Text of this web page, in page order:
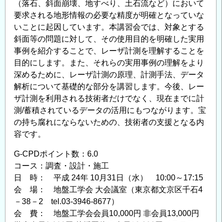
（落石、斜面崩壊、地すべり、土石流など）において
要求される地形情報の必要な精度が明確となっていな
いことに起因しています。本講習会では、対象とする
斜面等の問題に対して、その使用目的を明確した実用
事例を紹介することで、レーザ計測を理解することを
目的にします。また、それらの実用事例の理解をより
深めるために、レーザ計測の原理、計測手法、データ
解析について基礎的な部分を講習します。今後、レー
ザ計測を利用される技術者だけでなく、現在までに計
測/蓄積されているデータの活用にもつながります。宝
の持ち腐れにならないための、技術者の支援となる内
容です。
G-CPDポイント数：6.0
コース：調査・設計・施工
日 時： 平成 24年 10月31日（水） 10:00～17:15
会 場： 地盤工学会 大会議室（東京都文京区千石4
－38－2 tel.03-3946-8677）
会 費： 地盤工学会会員10,000円 非会員13,000円